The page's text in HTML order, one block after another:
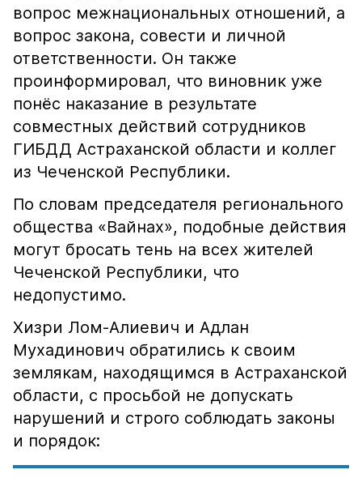
вопрос межнациональных отношений, а
вопрос закона, совести и личной
ответственности. Он также
проинформировал, что виновник уже
понёс наказание в результате
совместных действий сотрудников
ГИБДД Астраханской области и коллег
из Чеченской Республики.
По словам председателя регионального
общества «Вайнах», подобные действия
могут бросать тень на всех жителей
Чеченской Республики, что
недопустимо.
Хизри Лом-Алиевич и Адлан
Мухадинович обратились к своим
землякам, находящимся в Астраханской
области, с просьбой не допускать
нарушений и строго соблюдать законы
и порядок: